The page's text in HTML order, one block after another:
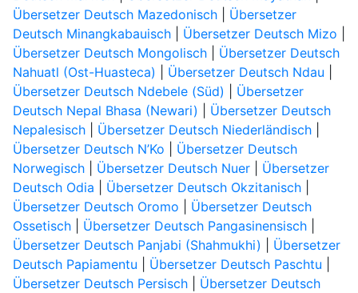
Übersetzer Deutsch Mazedonisch| Übersetzer
Deutsch Minangkabauisch| Übersetzer Deutsch Mizo
Übersetzer Deutsch Mongolisch| Übersetzer Deutsch
Nahuatl (Ost-Huasteca)
Übersetzer Deutsch Ndau
Übersetzer Deutsch Ndebele (Süd)
Übersetzer
Deutsch Nepal Bhasa (Newari)
Übersetzer Deutsch
Nepalesisch| Übersetzer Deutsch Niederländisch|
Übersetzer Deutsch N’Ko
Übersetzer Deutsch
Norwegisch| Übersetzer Deutsch Nuer| Übersetzer
Deutsch Odia
Übersetzer Deutsch Okzitanisch|
Übersetzer Deutsch Oromo
Übersetzer Deutsch
Ossetisch| Übersetzer Deutsch Pangasinensisch|
Übersetzer Deutsch Panjabi (Shahmukhi)
Übersetzer
Deutsch Papiamentu
Übersetzer Deutsch Paschtu
Übersetzer Deutsch Persisch| Übersetzer Deutsch